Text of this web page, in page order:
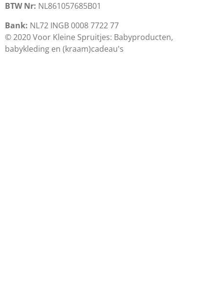
BTW Nr: NL861057685B01
Bank: NL72 INGB 0008 7722 77
© 2020 Voor Kleine Spruitjes: Babyproducten,
babykleding en (kraam)cadeau's